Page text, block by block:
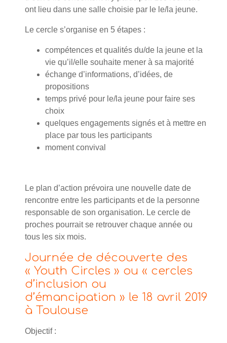
ont lieu dans une salle choisie par le le/la jeune.
Le cercle s’organise en 5 étapes :
compétences et qualités du/de la jeune et la
vie qu’il/elle souhaite mener à sa majorité
échange d’informations, d’idées, de
propositions
temps privé pour le/la jeune pour faire ses
choix
quelques engagements signés et à mettre en
place par tous les participants
moment convival
Le plan d’action prévoira une nouvelle date de
rencontre entre les participants et de la personne
responsable de son organisation. Le cercle de
proches pourrait se retrouver chaque année ou
tous les six mois.
Journée de découverte des
« Youth Circles » ou « cercles
d’inclusion ou
d’émancipation » le 18 avril 2019
à Toulouse
Objectif :